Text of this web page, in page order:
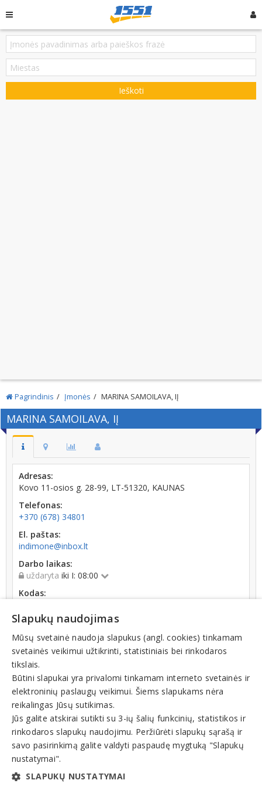
Ieškoti
Pagrindinis Įmonės MARINA SAMOILAVA, IĮ
MARINA SAMOILAVA, IĮ
Adresas:
Kovo 11-osios g. 28-99, LT-51320, KAUNAS
Telefonas:
+370 (678) 34801
El. paštas:
indimone@inbox.lt
Darbo laikas:
uždaryta iki I: 08:00
Kodas:
Registracijos data:
2010-12-08
Teisinis statusas: išregistruotas (nuo 2023-02-23)
Veiklos sritys
Automobiliai, mikroautobusai, prekyba
Slapukų naudojimas
Mūsų svetainė naudoja slapukus (angl. cookies) tinkamam
svetainės veikimui užtikrinti, statistiniais bei rinkodaros
tikslais.
Būtini slapukai yra privalomi tinkamam interneto svetainės ir
elektroninių paslaugų veikimui. Šiems slapukams nėra
reikalingas Jūsų sutikimas.
Jūs galite atskirai sutikti su 3-ių šalių funkcinių, statistikos ir
rinkodaros slapukų naudojimu. Peržiūrėti slapukų sąrašą ir
savo pasirinkimą galite valdyti paspaudę mygtuką "Slapukų
nustatymai".
SLAPUKŲ NUSTATYMAI